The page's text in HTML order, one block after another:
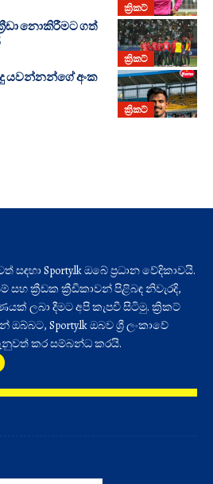
ක්‍රිකට්
ක්‍රිකට්
නොකිරීමට ගත්
ක්‍රිකට්
යවන්නන්ගේ අංක
සඳහා Sporty.lk ඔබේ ප්‍රධාන වේදිකාවයි.
සහ ක්‍රීඩක ක්‍රීඩිකාවන් පිළිබඳ නිවැරදි,
ලබා දීමට අපි කැපවී සිටිමු. ක්‍රිකට්
ඔබ්බට, Sporty.lk ඔබව ශ්‍රී ලංකාවේ
කර සම්බන්ධ කරයි.